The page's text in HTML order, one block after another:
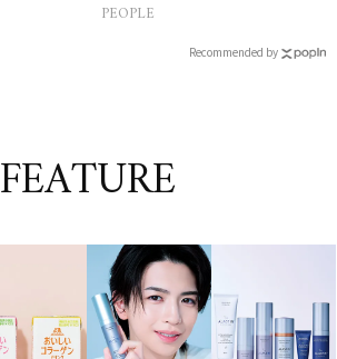
PEOPLE
Recommended by
FEATURE